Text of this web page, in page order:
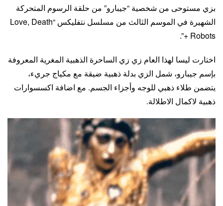
بزي مستوحى من شخصية “جيبارو” من حلقة الرسوم المتحركة
الشهيرة في الموسم الثالث من مسلسل نتفليكس “Love, Death
+ Robots”.
اختارت ليسا لهذا العام زي زي الساحرة الذهبية المغرية المعروفة
بإسم جيبارو، شمل الزي بدلة ذهبية ضيقة مع مكياج جريء،
يتضمن طلاء ذهبي للوجه وأجزاء الجسم. مع اضافة اكسسوارات
ذهبية لاكمال الاطلالة.